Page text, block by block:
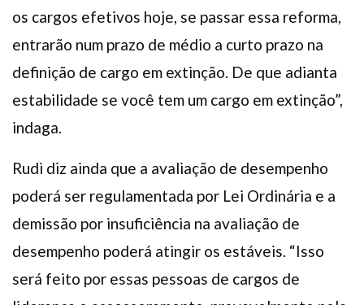
os cargos efetivos hoje, se passar essa reforma,
entrarão num prazo de médio a curto prazo na
definição de cargo em extinção. De que adianta
estabilidade se você tem um cargo em extinção”,
indaga.
Rudi diz ainda que a avaliação de desempenho
poderá ser regulamentada por Lei Ordinária e a
demissão por insuficiência na avaliação de
desempenho poderá atingir os estáveis. “Isso
será feito por essas pessoas de cargos de